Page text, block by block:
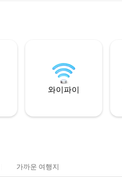
와이파이
가까운 여행지